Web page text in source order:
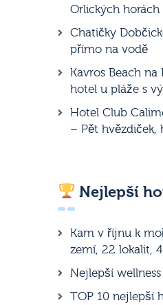
Orlických horách
Chatičky
přímo na vodě
Kavros Beach na
hotel u pláže s
Hotel Club
– Pět hvězdiček,
Nejlepší
Kam v říjnu k
zemí, 22 lokalit,
Nejlepší
TOP 10 nejlepší